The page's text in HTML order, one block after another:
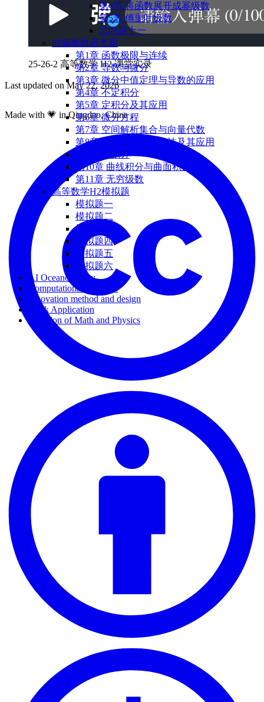
第4节 将函数展开成幂级数
第5节 傅⾥叶级数
总习题十一
自编教材思考题
第1章 函数极限与连续
第2章 导数与微分
第3章 微分中值定理与导数的应用
第4章 不定积分
第5章 定积分及其应用
第6章 微分方程
第7章 空间解析集合与向量代数
第8章 多元函数的微分法及其应用
第9章 重积分
第10章 曲线积分与曲面积分
第11章 无穷级数
高等数学H2模拟题
模拟题一
模拟题二
模拟题三
模拟题四
模拟题五
模拟题六
AI Oceanography
Computational Methods
Innovation method and design
Work Application
Equation of Math and Physics
25-26-2 高等数学 H2 课堂实录
Last updated on May 22, 2026
Made with 💗 in Qingdao, China